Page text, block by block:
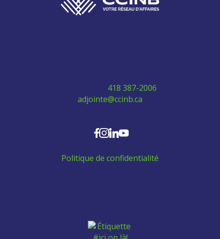
418 387-2006
adjointe@ccinb.ca
Politique de confidentialité